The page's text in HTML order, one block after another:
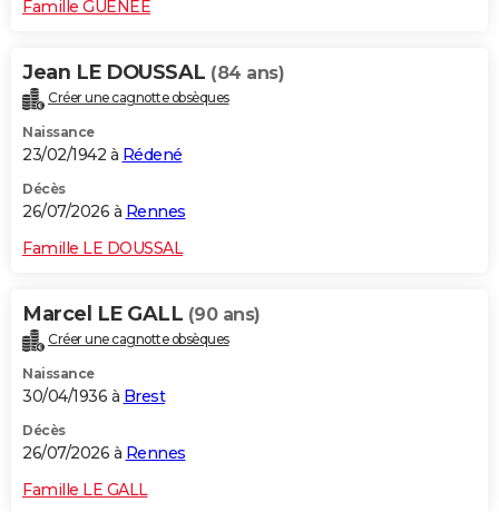
Famille GUENEE
Jean LE DOUSSAL (84 ans)
Créer une cagnotte obsèques
Naissance
23/02/1942 à Rédené
Décès
26/07/2026 à Rennes
Famille LE DOUSSAL
Marcel LE GALL (90 ans)
Créer une cagnotte obsèques
Naissance
30/04/1936 à Brest
Décès
26/07/2026 à Rennes
Famille LE GALL